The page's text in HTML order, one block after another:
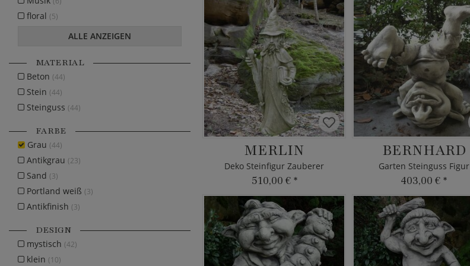
MERLIN
Deko Steinfigur Zauberer
510,00 € *
BERNHARD
Garten Steinguss Figur
403,00 € *
floral (5)
ALLE ANZEIGEN
MATERIAL
Beton (44)
Stein (44)
Steinguss (44)
FARBE
Grau (44)
Antikgrau (23)
Sand (3)
Portland weiß (3)
Antikfinish (3)
DESIGN
mystisch (42)
klein (10)